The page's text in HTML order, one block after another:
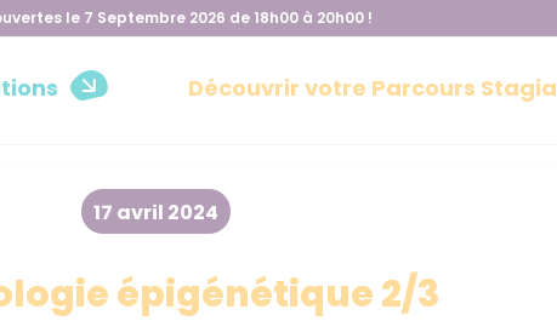
le 7 Septembre 2026 de 18h00 à 20h00 !
Découvrir votre Parcours
épigénétique 2/3
17 avril 2024